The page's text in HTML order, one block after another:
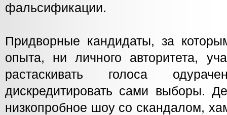
фальсификации.
Придворные кандидаты, за
опыта, ни личного авторитета,
растаскивать голоса
дискредитировать сами выборы.
низкопробное шоу со скандалом,